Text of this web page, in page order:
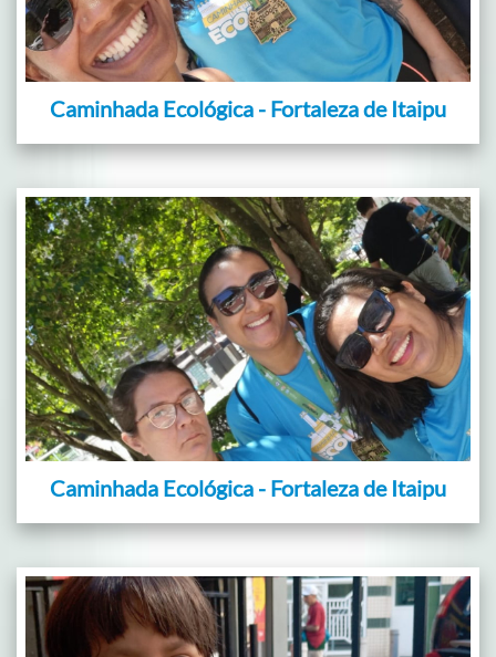
Caminhada Ecológica - Fortaleza de Itaipu
Caminhada Ecológica - Fortaleza de Itaipu